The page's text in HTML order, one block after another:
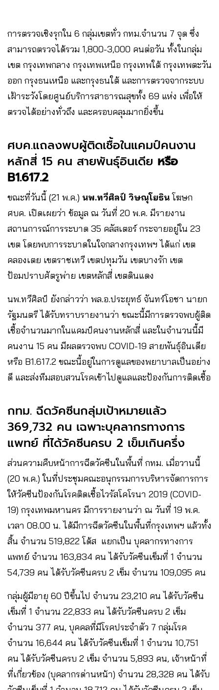
การตรวจเชิงรุกใน 6 กลุ่มเขตทั่ว กทม.จำนวน 7 จุด ซึ่ง
สามารถตรวจได้รวม 1,800-3,000 คนต่อวัน ทั้งในกลุ่ม
เขต กรุงเทพกลาง กรุงเทพเหนือ กรุงเทพใต้ กรุงเทพตะวัน
ออก กรุงธนเหนือ และกรุงธนใต้ และการตรวจจากระบบ
เฝ้าระวังโดยศูนย์บริการสาธารณสุขทั้ง 69 แห่ง เพื่อให้
ตรวจได้อย่างทั่วถึง และครอบคลุมมากยิ่งขึ้น
ศบค.แถลงพบผู้ติดเชื้อในแคมป์คนงาน
หลักสี่ 15 คน สายพันธุ์อินเดีย หรือ
B1.617.2
ขณะที่วันนี้ (21 พ.ค.) นพ.ทวีศิลป์ วิษณุโยธินโฆษก
ศบค. เปิดเผยว่า ข้อมูล ณ วันที่ 20 พ.ค. มีรายงาน
สถานการณ์การระบาด 35 คลัสเตอร์ กระจายอยู่ใน 23
เขต โดยพบการระบาดในใจกลางกรุงเทพฯ ได้แก่ เขต
คลองเตย เขตราชเทวี เขตปทุมวัน เขตบางรัก เขต
ป้อมปราบศัตรูพ่าย เขตหลักสี่ เขตดินแดง
นพ.ทวีศิลป์ ยังกล่าวว่า พล.อ.ประยุทธ์ จันทร์โอชา นายก
รัฐมนตรี ได้รับทราบรายงานว่า ขณะนี้มีการตรวจพบผู้ติด
เชื้อจำนวนมากในแคมป์คนงานหลักสี่ และในจำนวนนี้มี
คนงาน 15 คน มีผลตรวจพบ COVID-19 สายพันธุ์อินเดีย
หรือ B1.617.2 ขณะนี้อยู่ในการดูแลของพยาบาลเป็นอย่าง
ดี และส่งทีมสอบสวนโรคเข้าไปดูแลและป้องกันการติดเชื้อ
กทม. ฉีดวัคซีนกลุ่มเป้าหมายแล้ว
369,732 คน เฉพาะบุคลากรทางการ
แพทย์ ที่ได้วัคซีนครบ 2 เข็มเกินครึ่ง
ส่วนความคืบหน้าการฉีดวัคซีนในพื้นที่ กทม. เมื่อวานนี้
(20 พ.ค.) ในที่ประชุมคณะอนุกรรมการบริหารจัดการการ
ให้วัคซีนป้องกันโรคติดเชื้อไวรัสโคโรนา 2019 (COVID-
19) กรุงเทพมหานคร มีการรายงานว่า ณ วันที่ 19 พ.ค.
เวลา 08.00 น. ได้มีการฉีดวัคซีนในพื้นที่กรุงเทพฯ แล้วทั้ง
สิ้น จำนวน 519,822 โด้ส แยกเป็น บุคลากรทางการ
แพทย์ จำนวน 163,834 คน ได้รับวัคซีนเข็มที่ 1 จำนวน
54,739 คน ได้รับวัคซีนครบ 2 เข็ม จำนวน 109,095 คน
กลุ่มผู้มีอายุ 60 ปีขึ้นไป จำนวน 23,210 คน ได้รับวัคซีน
เข็มที่ 1 จำนวน 22,833 คน ได้รับวัคซีนครบ 2 เข็ม
จำนวน 377 คน, บุคคลที่มีโรคประจำตัว 7 กลุ่มโรค
จำนวน 16,644 คน ได้รับวัคซีนเข็มที่ 1 จำนวน 10,751
คน ได้รับวัคซีนครบ 2 เข็ม จำนวน 5,893 คน, เจ้าหน้าที่
ที่เกี่ยวข้อง (บุคลากรด่านหน้า) จำนวน 28,328 คน ได้รับ